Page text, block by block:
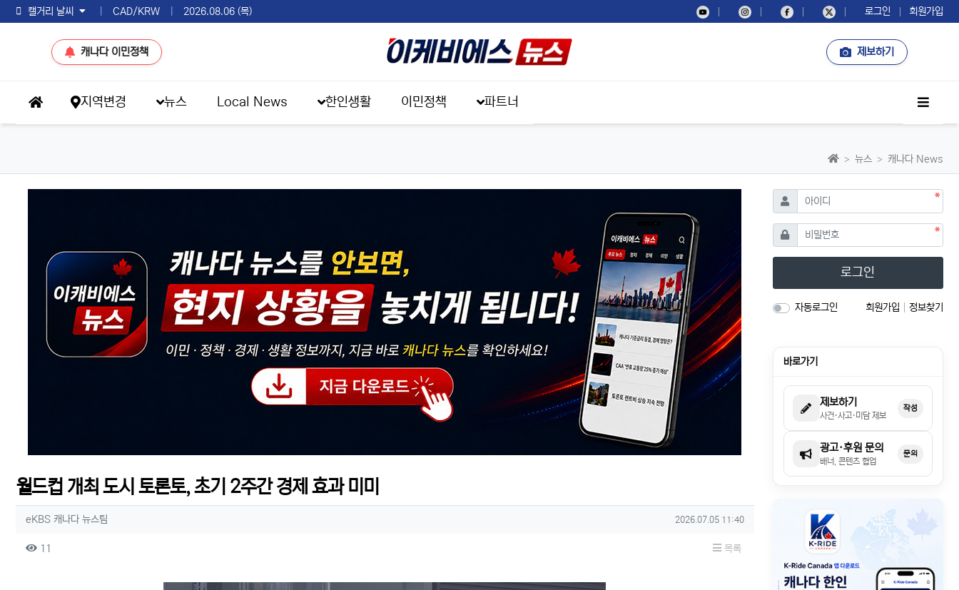
토론토 날씨 CAD/KRW 2026.08.06 (목) 로그인 회원가입
캐나다 이민정책 제보하기
지역변경 뉴스 Local News 한인생활 이민정책
파트너
홈으로
사이드
eKBS News
홈으로뉴스 캐나다 News
월드컵 개최 도시 토론토, 초기 2주간 경제 효과 미미
작성자 정보
eKBS 캐나다 뉴스팀 작성일
2026.07.05 11:40
컨텐츠 정보
11 목록
아이디 필수
비밀번호필수
로그인
자동로그인 회원가입 정보찾기
바로가기
제보하기
사건·사고·미담 제보
작성
광고·후원 문의
배너, 콘텐츠 협업
문의